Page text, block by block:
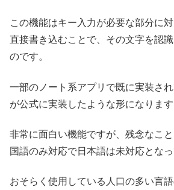
この機能はキー入力が必要な部分に
直接書き込むことで、その文字を認
のです。
一部のノート系アプリで既に実装さ
が公式に実装したような形になります
非常に面白い機能ですが、残念なこ
国語のみ対応で日本語は未対応となっ
おそらく使用している人口の多い言